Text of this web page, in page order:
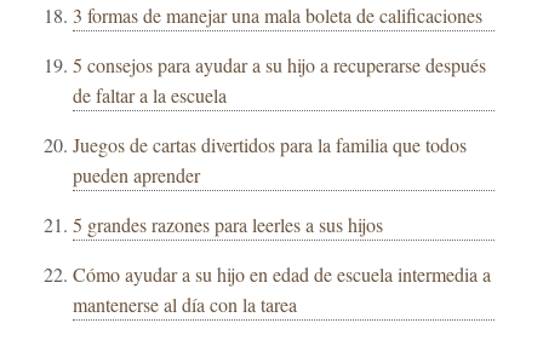
3 formas de manejar una mala boleta de calificaciones
5 consejos para ayudar a su hijo a recuperarse después
de faltar a la escuela
Juegos de cartas divertidos para la familia que todos
pueden aprender
5 grandes razones para leerles a sus hijos
Cómo ayudar a su hijo en edad de escuela intermedia a
mantenerse al día con la tarea